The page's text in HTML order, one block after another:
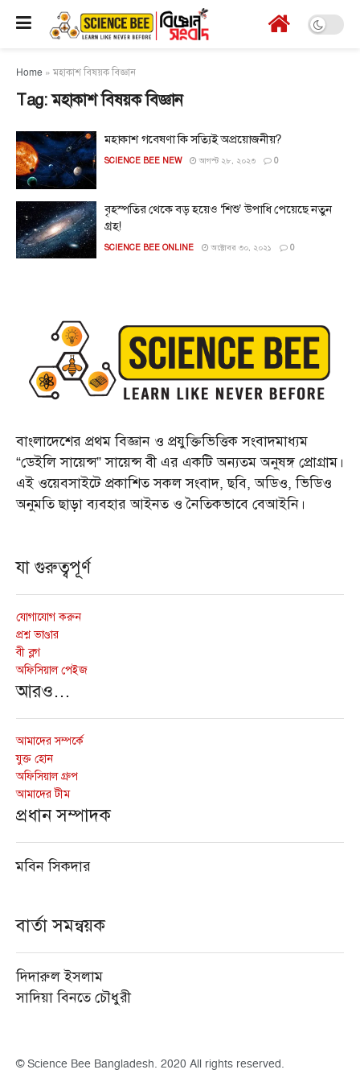
Home » মহাকাশ বিষয়ক বিজ্ঞান
Tag:মহাকাশ বিষয়ক বিজ্ঞান
মহাকাশ গবেষণা কি সত্যিই অপ্রয়োজনীয়?
SCIENCE BEE NEW আগস্ট ২৮, ২০২৩ 0
বৃহস্পতির থেকে বড় হয়েও ‘শিশু’ উপাধি পেয়েছে নতুন
গ্রহ!
SCIENCE BEE ONLINE অক্টোবর ৩০, ২০২১ 0
বাংলাদেশের প্রথম বিজ্ঞান ও প্রযুক্তিভিত্তিক সংবাদমাধ্যম
“ডেইলি সায়েন্স” সায়েন্স বী এর একটি অন্যতম অনুষঙ্গ প্রোগ্রাম।
এই ওয়েবসাইটে প্রকাশিত সকল সংবাদ, ছবি, অডিও, ভিডিও
অনুমতি ছাড়া ব্যবহার আইনত ও নৈতিকভাবে বেআইনি।
যা গুরুত্বপূর্ণ
যোগাযোগ করুন
প্রশ্ন ভাণ্ডার
বী ব্লগ
অফিসিয়াল পেইজ
আরও…
আমাদের সম্পর্কে
যুক্ত হোন
অফিসিয়াল গ্রুপ
আমাদের টীম
প্রধান সম্পাদক
মবিন সিকদার
বার্তা সমন্বয়ক
দিদারুল ইসলাম
সাদিয়া বিনতে চৌধুরী
© Science Bee Bangladesh. 2020 All rights reserved.